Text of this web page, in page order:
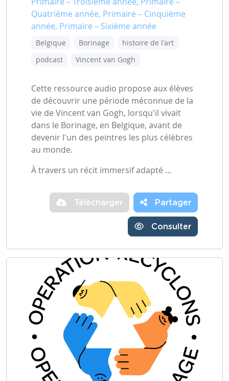
Quatrième année, Primaire – Cinquième
année, Primaire – Sixième année
Belgique Borinage
histoire de l'art
podcast
Vincent van Gogh
Cette ressource audio propose aux élèves
de découvrir une période méconnue de la
vie de Vincent van Gogh, lorsqu'il vivait
dans le Borinage, en Belgique, avant de
devenir l'un des peintres les plus célèbres
au monde.
À travers un récit immersif adapté …
Télécharger Partager
Consulter